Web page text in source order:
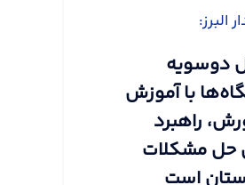
البرز:
دوسویه
با آموزش
راهبرد
حل مشکلات
است